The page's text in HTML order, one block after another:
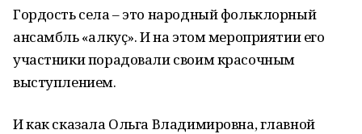
Гордость села – это народный фольклорный
ансамбль «Ҫалкуҫ». И на этом мероприятии его
участники порадовали своим красочным
выступлением.
И как сказала Ольга Владимировна, главной